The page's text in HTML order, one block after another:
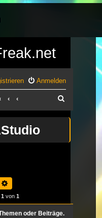
Anmelden
1 von 1
oder Beiträge.